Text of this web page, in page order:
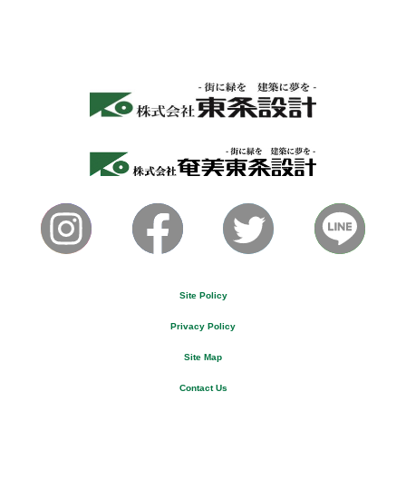
Site Policy
Privacy Policy
Site Map
Contact Us